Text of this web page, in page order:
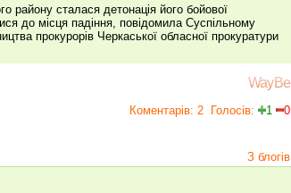
району сталася детонація його бойової
до місця падіння, повідомила Суспільному
прокурорів Черкаської обласної прокуратури
WayBe
Коментарів: 2 Голосів: 1 0
З блогів